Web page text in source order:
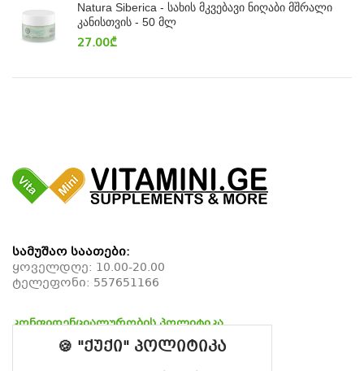
Natura Siberica - სახის მკვებავი ნიღაბი მშრალი
კანისთვის - 50 მლ
27.00₾
სამუშაო საათები:
ყოველდღე: 10.00-20.00
ტელეფონი: 557651166
კონფიდენციალურობის პოლიტიკა
დაბრუნების პოლიტიკა
მიწოდების პოლიტიკა
🍪 "ქუქი" პოლიტიკა